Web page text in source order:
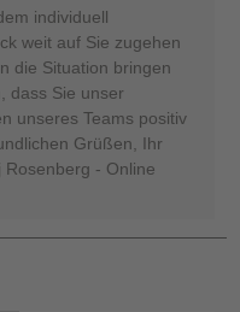
individuell
weit auf Sie zugehen
die Situation bringen
dass Sie unser
unseres Teams positiv
Grüßen, Ihr
- Online